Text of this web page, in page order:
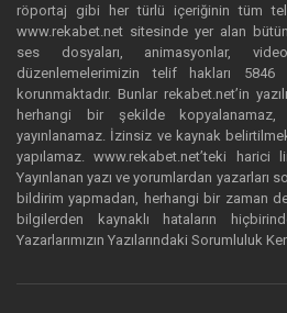
röportaj gibi her türlü içeriğinin tüm
www.rekabet.net sitesinde yer alan
ses dosyaları, animasyonlar,
düzenlemelerimizin telif hakları
korunmaktadır. Bunlar rekabet.net’in
herhangi bir şekilde kopyalanamaz,
yayınlanamaz. İzinsiz ve kaynak
yapılamaz. www.rekabet.net’teki harici
Yayınlanan yazı ve yorumlardan yazarları
bildirim yapmadan, herhangi bir zaman
bilgilerden kaynaklı hataların
Yazarlarımızın Yazılarındaki Sorumluluk